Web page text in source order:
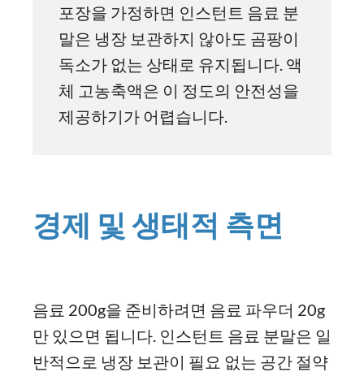
포장을 가정하면 인스턴트 음료 분
말은 냉장 보관하지 않아도 곰팡이
독소가 없는 상태로 유지됩니다. 액
체 고농축액은 이 정도의 안전성을
제공하기가 어렵습니다.
경제 및 생태적 측면
음료 200g을 준비하려면 음료 파우더 20g
만 있으면 됩니다. 인스턴트 음료 분말은 일
반적으로 냉장 보관이 필요 없는 공간 절약